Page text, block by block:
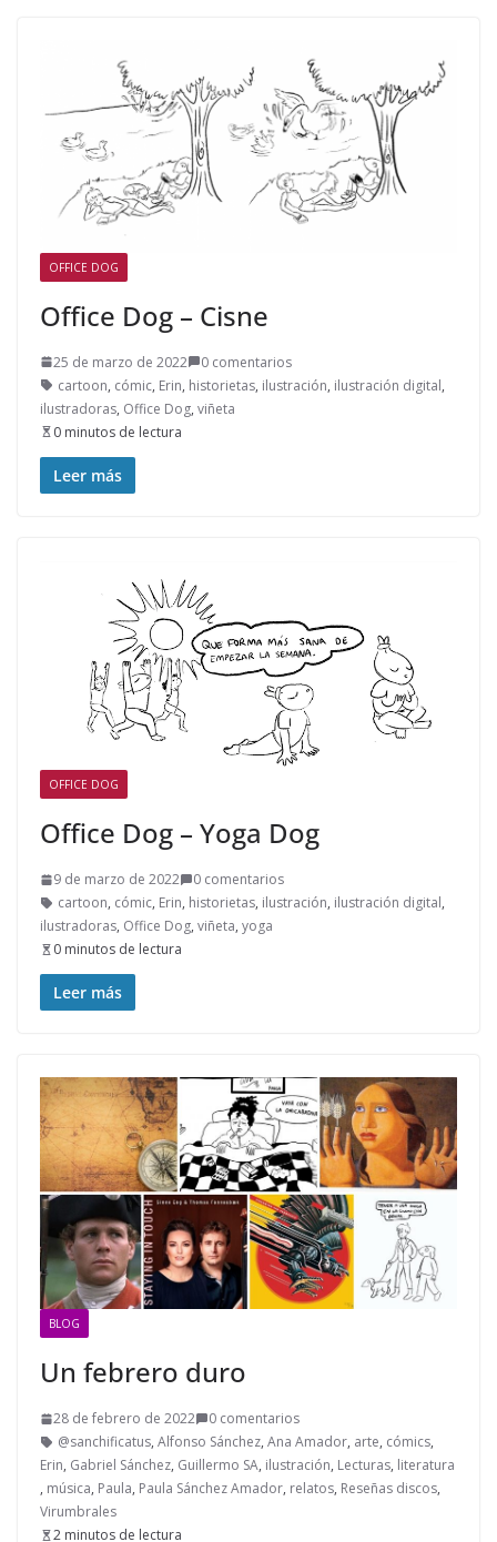
OFFICE DOG
Office Dog – Cisne
25 de marzo de 2022
0 comentarios
cartoon, cómic, Erin, historietas, ilustración, ilustración digital,
ilustradoras, Office Dog, viñeta
0 minutos de lectura
Leer más
OFFICE DOG
Office Dog – Yoga Dog
9 de marzo de 2022
0 comentarios
cartoon, cómic, Erin, historietas, ilustración, ilustración digital,
ilustradoras, Office Dog, viñeta, yoga
0 minutos de lectura
Leer más
BLOG
Un febrero duro
28 de febrero de 2022
0 comentarios
@sanchificatus, Alfonso Sánchez, Ana Amador, arte, cómics,
Erin, Gabriel Sánchez, Guillermo SA, ilustración, Lecturas, literatura
, música, Paula, Paula Sánchez Amador, relatos, Reseñas discos,
Virumbrales
2 minutos de lectura